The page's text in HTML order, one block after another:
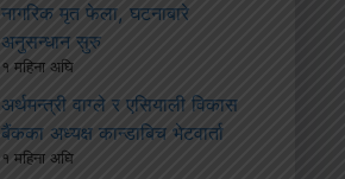
नागरिक मृत फेला, घटनाबारे
अनुसन्धान सुरु
१ महिना अघि
अर्थमन्त्री वाग्ले र एसियाली विकास
बैंकका अध्यक्ष कान्डाबिच भेटवार्ता
१ महिना अघि